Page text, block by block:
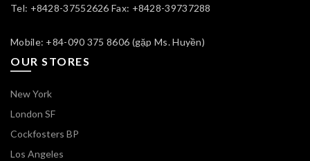
Tel: +8428-37552626 Fax: +8428-39737288
Mobile: +84-090 375 8606 (gặp Ms. Huyền)
OUR STORES
New York
London SF
Cockfosters BP
Los Angeles